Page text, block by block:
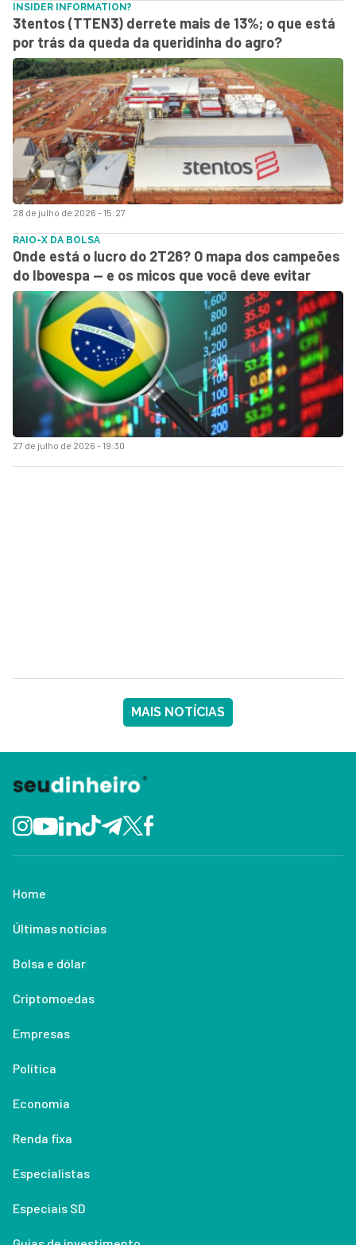
28 de julho de 2026 - 15:27
INSIDER INFORMATION?
3tentos (TTEN3) derrete mais de 13%; o que está
por trás da queda da queridinha do agro?
27 de julho de 2026 - 19:30
RAIO-X DA BOLSA
Onde está o lucro do 2T26? O mapa dos campeões
do Ibovespa — e os micos que você deve evitar
MAIS NOTÍCIAS
Home
Últimas notícias
Bolsa e dólar
Criptomoedas
Empresas
Política
Economia
Renda fixa
Especialistas
Especiais SD